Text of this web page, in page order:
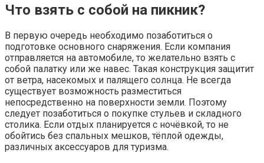
Что взять с собой на пикник?
В первую очередь необходимо позаботиться о
подготовке основного снаряжения. Если компания
отправляется на автомобиле, то желательно взять с
собой палатку или же навес. Такая конструкция защитит
от ветра, насекомых и палящего солнца. Не всегда
существует возможность разместиться
непосредственно на поверхности земли. Поэтому
следует позаботиться о покупке стульев и складного
столика. Если отдых планируется с ночёвкой, то не
обойтись без спальных мешков, тёплой одежды,
различных аксессуаров для туризма.